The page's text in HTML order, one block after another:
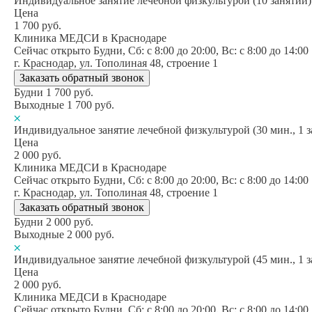
Цена
1 700 руб.
Клиника МЕДСИ в Краснодаре
Сейчас открыто Будни, Сб: c 8:00 до 20:00, Вс: c 8:00 до 14:00
г. Краснодар, ул. Тополиная 48, строение 1
Заказать обратный звонок
Будни 1 700 руб.
Выходные 1 700 руб.
Индивидуальное занятие лечебной физкультурой (30 мин., 1
Цена
2 000 руб.
Клиника МЕДСИ в Краснодаре
Сейчас открыто Будни, Сб: c 8:00 до 20:00, Вс: c 8:00 до 14:00
г. Краснодар, ул. Тополиная 48, строение 1
Заказать обратный звонок
Будни 2 000 руб.
Выходные 2 000 руб.
Индивидуальное занятие лечебной физкультурой (45 мин., 1
Цена
2 000 руб.
Клиника МЕДСИ в Краснодаре
Сейчас открыто Будни, Сб: c 8:00 до 20:00, Вс: c 8:00 до 14:00